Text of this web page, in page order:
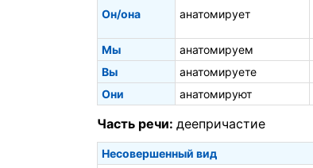
Он/она анатомирует
Мы анатомируем
Вы
анатомируете
Они
анатомируют
Часть речи: деепричастие
Несовершенный вид